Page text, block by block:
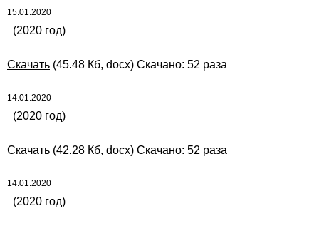
15.01.2020
(2020 год)
Скачать (45.48 Кб, docx) Скачано: 52 раза
14.01.2020
(2020 год)
Скачать (42.28 Кб, docx) Скачано: 52 раза
14.01.2020
(2020 год)